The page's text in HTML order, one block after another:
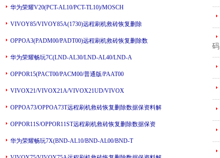
华为荣耀V20(PCT-AL10/PCT-TL10)/MOSCH
VIVOY85/VIVOY85A(1730)远程刷机救砖恢复删除
OPPOA3(PADM00/PADT00)远程刷机救砖恢复删除数
华为荣耀畅玩7C(LND-AL30/LND-AL40/LND-A
OPPOR15(PACT00/PACM00/普通版/PAAT00
VIVOX21/VIVOX21A/VIVOX21UD/VIVOX
OPPOA73/OPPOA73T远程刷机救砖恢复删除数据保资料解
OPPOR11S/OPPOR11ST远程刷机救砖恢复删除数据保资
华为荣耀畅玩7X(BND-AL10/BND-AL00/BND-T
码